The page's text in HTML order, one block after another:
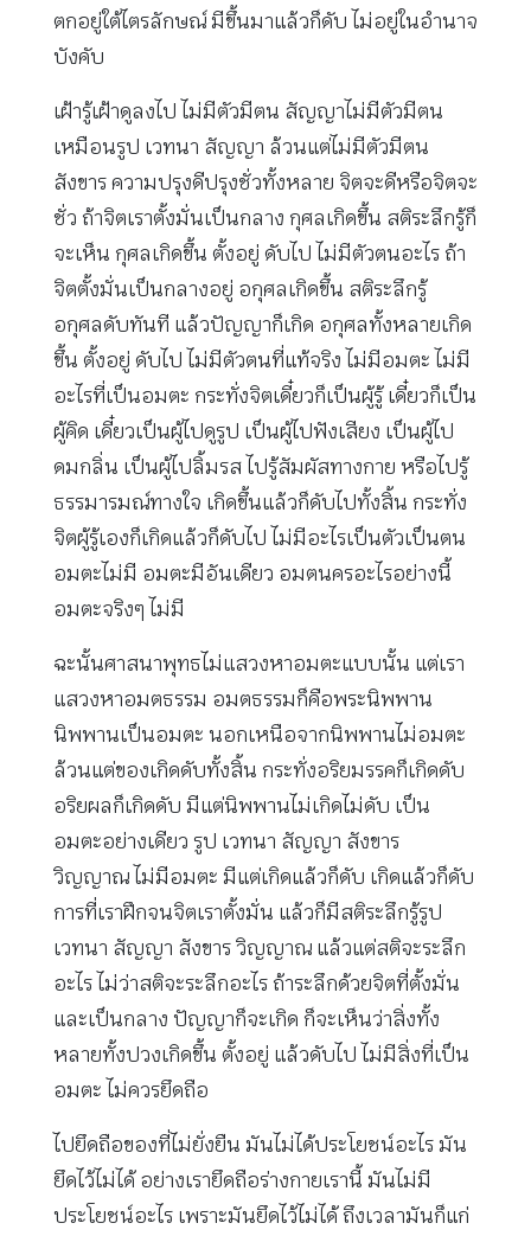
ตกอยู่ใต้ไตรลักษณ์ มีขึ้นมาแล้วก็ดับ ไม่อยู่ในอำนาจ
บังคับ
เฝ้ารู้เฝ้าดูลงไป ไม่มีตัวมีตน สัญญาไม่มีตัวมีตน
เหมือนรูป เวทนา สัญญา ล้วนแต่ไม่มีตัวมีตน
สังขาร ความปรุงดีปรุงชั่วทั้งหลาย จิตจะดีหรือจิตจะ
ชั่ว ถ้าจิตเราตั้งมั่นเป็นกลาง กุศลเกิดขึ้น สติระลึกรู้ก็
จะเห็น กุศลเกิดขึ้น ตั้งอยู่ ดับไป ไม่มีตัวตนอะไร ถ้า
จิตตั้งมั่นเป็นกลางอยู่ อกุศลเกิดขึ้น สติระลึกรู้
อกุศลดับทันที แล้วปัญญาก็เกิด อกุศลทั้งหลายเกิด
ขึ้น ตั้งอยู่ ดับไป ไม่มีตัวตนที่แท้จริง ไม่มีอมตะ ไม่มี
อะไรที่เป็นอมตะ กระทั่งจิตเดี๋ยวก็เป็นผู้รู้ เดี๋ยวก็เป็น
ผู้คิด เดี๋ยวเป็นผู้ไปดูรูป เป็นผู้ไปฟังเสียง เป็นผู้ไป
ดมกลิ่น เป็นผู้ไปลิ้มรส ไปรู้สัมผัสทางกาย หรือไปรู้
ธรรมารมณ์ทางใจ เกิดขึ้นแล้วก็ดับไปทั้งสิ้น กระทั่ง
จิตผู้รู้เองก็เกิดแล้วก็ดับไป ไม่มีอะไรเป็นตัวเป็นตน
อมตะไม่มี อมตะมีอันเดียว อมตนครอะไรอย่างนี้
อมตะจริงๆ ไม่มี
ฉะนั้นศาสนาพุทธไม่แสวงหาอมตะแบบนั้น แต่เรา
แสวงหาอมตธรรม อมตธรรมก็คือพระนิพพาน
นิพพานเป็นอมตะ นอกเหนือจากนิพพานไม่อมตะ
ล้วนแต่ของเกิดดับทั้งสิ้น กระทั่งอริยมรรคก็เกิดดับ
อริยผลก็เกิดดับ มีแต่นิพพานไม่เกิดไม่ดับ เป็น
อมตะอย่างเดียว รูป เวทนา สัญญา สังขาร
วิญญาณ ไม่มีอมตะ มีแต่เกิดแล้วก็ดับ เกิดแล้วก็ดับ
การที่เราฝึกจนจิตเราตั้งมั่น แล้วก็มีสติระลึกรู้รูป
เวทนา สัญญา สังขาร วิญญาณ แล้วแต่สติจะระลึก
อะไร ไม่ว่าสติจะระลึกอะไร ถ้าระลึกด้วยจิตที่ตั้งมั่น
และเป็นกลาง ปัญญาก็จะเกิด ก็จะเห็นว่าสิ่งทั้ง
หลายทั้งปวงเกิดขึ้น ตั้งอยู่ แล้วดับไป ไม่มีสิ่งที่เป็น
อมตะ ไม่ควรยึดถือ
ไปยึดถือของที่ไม่ยั่งยืน มันไม่ได้ประโยชน์อะไร มัน
ยึดไว้ไม่ได้ อย่างเรายึดถือร่างกายเรานี้ มันไม่มี
ประโยชน์อะไร เพราะมันยึดไว้ไม่ได้ ถึงเวลามันก็แก่